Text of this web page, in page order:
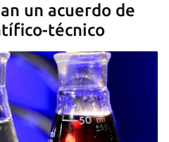
un acuerdo de
técnico